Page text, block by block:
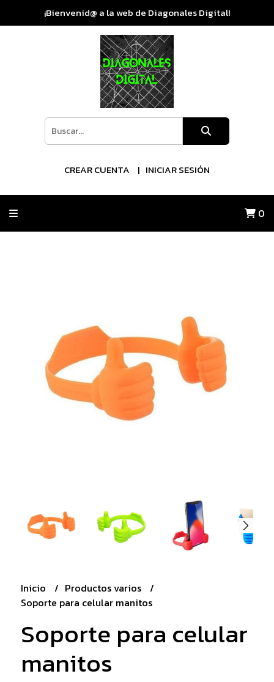
¡Bienvenid@ a la web de Diagonales Digital!
CREAR CUENTA INICIAR SESIÓN
0
Inicio
Productos varios
Soporte para celular manitos
Soporte para celular
manitos